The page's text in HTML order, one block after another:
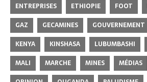
ENTREPRISES
ETHIOPIE FOOT
GAZ
GECAMINES GOUVERNEMENT
KENYA
KINSHASA LUBUMBASHI
MALI
MARCHE MINES MÉDIAS